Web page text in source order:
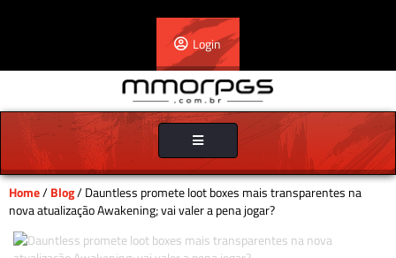
Login
Toggle
navigation
Home/Blog/ Dauntless promete loot boxes mais transparentes na
nova atualização Awakening; vai valer a pena jogar?